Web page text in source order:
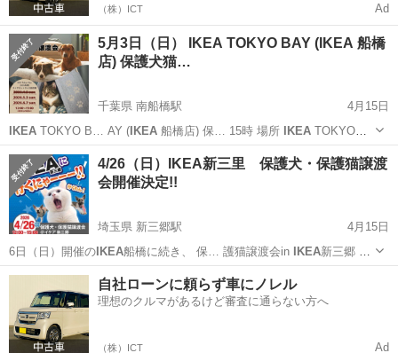
（株）ICT Ad
5月3日（日） IKEA TOKYO BAY (IKEA 船橋
店) 保護犬猫…
千葉県 南船橋駅
4月15日
IKEATOKYO B… AY (IKEA 船橋店) 保… 15時 場所 IKEATOKYO
B… AY (IKEA船橋店) 千葉…
千葉 船橋市 南船橋駅 その他 IKEA
4/26（日）IKEA新三里 保護犬・保護猫譲渡
会開催決定!!
埼玉県 新三郷駅
4月15日
6日（日）開催のIKEA船橋に続き、 保… 護猫譲渡会in IKEA新三郷 今
年も開… 15時 会場IKEA 新三鄉エントラン… _ _)m #IKEA新三郷＃保
埼玉 三郷市 新三郷駅 その他
自社ローンに頼らず車にノレル
理想のクルマがあるけど審査に通らない方へ
（株）ICT Ad